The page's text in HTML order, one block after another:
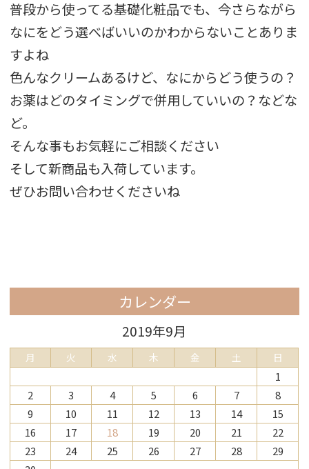
普段から使ってる基礎化粧品でも、今さらながら
なにをどう選べばいいのかわからないことありま
すよね
色んなクリームあるけど、なにからどう使うの？
お薬はどのタイミングで併用していいの？などな
ど。
そんな事もお気軽にご相談ください
そして新商品も入荷しています。
ぜひお問い合わせくださいね
カレンダー
2019年9月
月 火 水 木 金 土 日
1
2
3 4 5 6 7
8
9
10 11 12 13 14
15
16
17 18 19 20 21
22
23
24 25 26 27 28
29